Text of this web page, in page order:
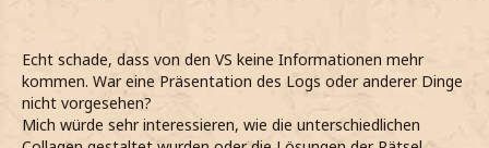
Echt schade, dass von den VS keine Informationen mehr
kommen. War eine Präsentation des Logs oder anderer Dinge
nicht vorgesehen?
Mich würde sehr interessieren, wie die unterschiedlichen